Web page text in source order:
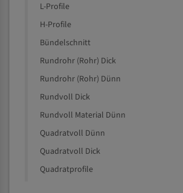
L-Profile
H-Profile
Bündelschnitt
Rundrohr (Rohr) Dick
Rundrohr (Rohr) Dünn
Rundvoll Dick
Rundvoll Material Dünn
Quadratvoll Dünn
Quadratvoll Dick
Quadratprofile